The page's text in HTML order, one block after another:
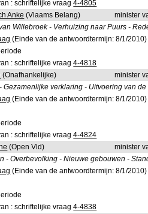
: schriftelijke vraag4-4805
Anke (Vlaams Belang)
minister
Willebroek - Verhuizing naar Puurs -
(Einde van de antwoordtermijn: 8/1/2010)
: schriftelijke vraag4-4818
(Onafhankelijke)
minister
Gezamenlijke verklaring - Uitvoering van
(Einde van de antwoordtermijn: 8/1/2010)
: schriftelijke vraag4-4824
(Open Vld)
minister
- Overbevolking - Nieuwe gebouwen -
(Einde van de antwoordtermijn: 8/1/2010)
: schriftelijke vraag4-4838